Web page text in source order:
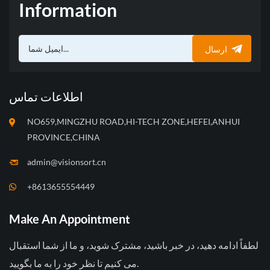
Information
ارسال
اطلاعات تماس
NO659,MINGZHU ROAD,HI-TECH ZONE,HEFEI,ANHUI
PROVINCE,CHINA
admin@visionsort.cn
+8613655554449
Make An Appointment
لطفاً ادامه دهید، در خبر باشید، مشترک شوید، و ما از شما استقبال
می کنیم تا نظر خود را به ما بگویید.